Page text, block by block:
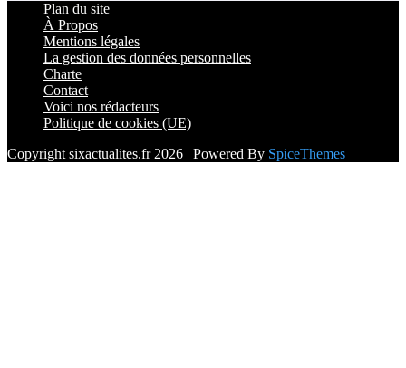
Plan du site
À Propos
Mentions légales
La gestion des données personnelles
Charte
Contact
Voici nos rédacteurs
Politique de cookies (UE)
Copyright sixactualites.fr 2026 | Powered By SpiceThemes